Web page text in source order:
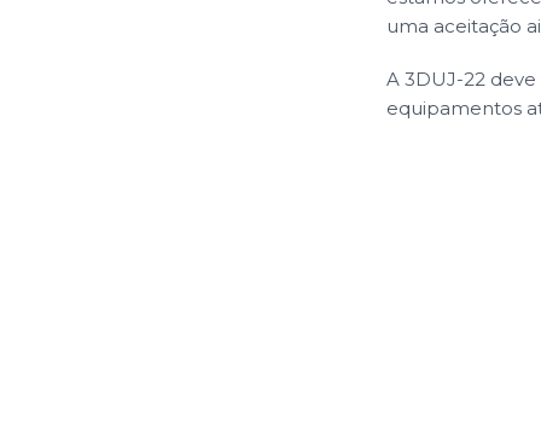
uma aceitação
A 3DUJ-22
equipamentos